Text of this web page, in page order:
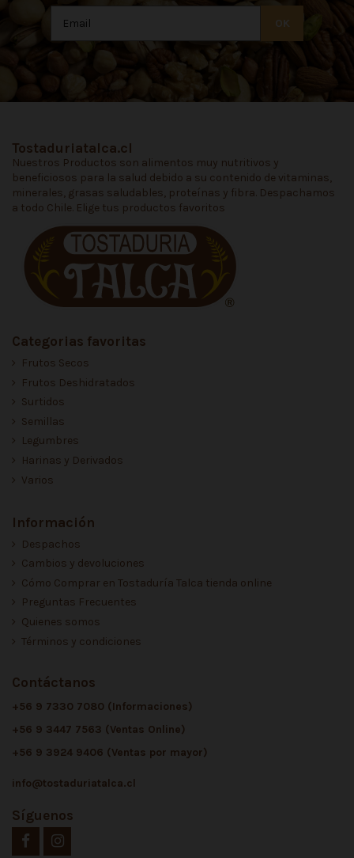
Tostaduriatalca.cl
Nuestros Productos son alimentos muy nutritivos y
beneficiosos para la salud debido a su contenido de vitaminas,
minerales, grasas saludables, proteínas y fibra. Despachamos
a todo Chile. Elige tus productos favoritos
Categorias favoritas
Frutos Secos
Frutos Deshidratados
Surtidos
Semillas
Legumbres
Harinas y Derivados
Varios
Información
Despachos
Cambios y devoluciones
Cómo Comprar en Tostaduría Talca tienda online
Preguntas Frecuentes
Quienes somos
Términos y condiciones
Contáctanos
+56 9 7330 7080 (Informaciones)
+56 9 3447 7563 (Ventas Online)
+56 9 3924 9406 (Ventas por mayor)
info@tostaduriatalca.cl
Síguenos